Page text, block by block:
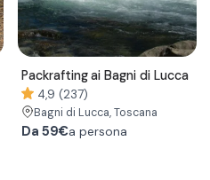
Packrafting ai Bagni di Lucca
4,9 (237)
Bagni di Lucca, Toscana
Da 59€a persona